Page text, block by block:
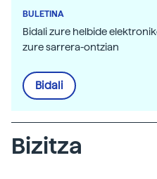
BULETINA
Bidali zure helbide
zure sarrera-ontzian
Bidali
Bizitza